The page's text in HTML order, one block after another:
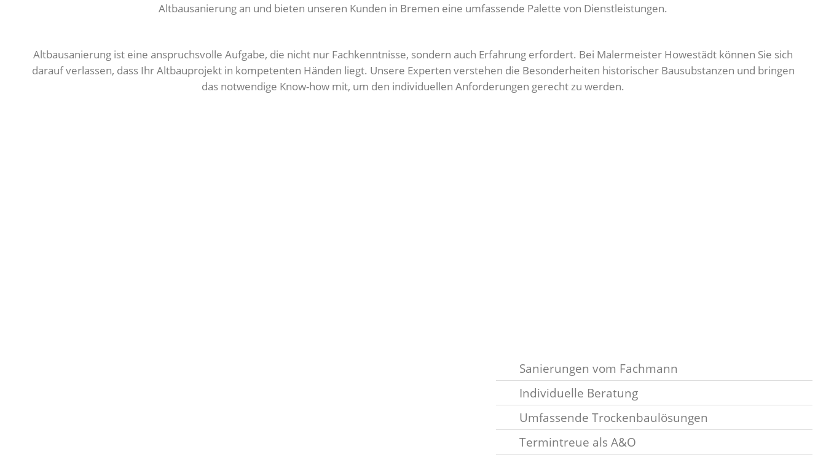
Altbausanierung an und bieten unseren Kunden in Bremen eine umfassende Palette von Dienstleistungen.
Altbausanierung ist eine anspruchsvolle Aufgabe, die nicht nur Fachkenntnisse, sondern auch Erfahrung erfordert. Bei Malermeister Howestädt können Sie sich
darauf verlassen, dass Ihr Altbauprojekt in kompetenten Händen liegt. Unsere Experten verstehen die Besonderheiten historischer Bausubstanzen und bringen
das notwendige Know-how mit, um den individuellen Anforderungen gerecht zu werden.
Sanierungen vom Fachmann
Individuelle Beratung
Umfassende Trockenbaulösungen
Termintreue als A&O